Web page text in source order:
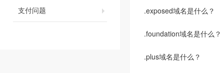
支付问题 .exposed域名是什么？
.foundation域名是什么？
.plus域名是什么？